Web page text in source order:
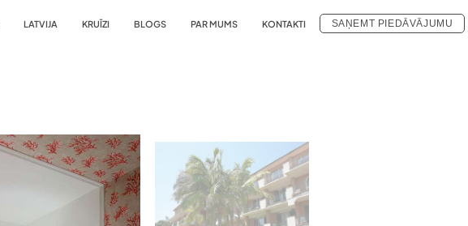
LATVIJA KRUĪZI BLOGS PAR MUMS KONTAKTI SAŅEMT PIEDĀVĀJUMU